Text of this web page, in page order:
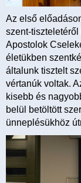
Az első
szent-
Apostolok
életükben
általunk tisztelt
vértanúk voltak.
kisebb és
belül betöltött
ünneplésükhöz